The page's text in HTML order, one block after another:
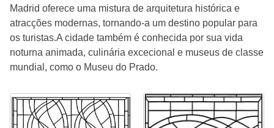
Madrid oferece uma mistura de arquitetura histórica e
atracções modernas, tornando-a um destino popular para
os turistas.A cidade também é conhecida por sua vida
noturna animada, culinária excecional e museus de classe
mundial, como o Museu do Prado.